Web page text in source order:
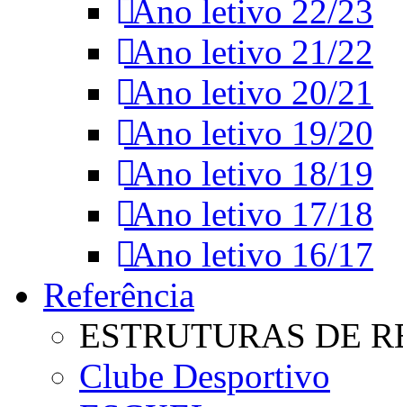
Ano letivo 22/23
Ano letivo 21/22
Ano letivo 20/21
Ano letivo 19/20
Ano letivo 18/19
Ano letivo 17/18
Ano letivo 16/17
Referência
ESTRUTURAS DE
Clube Desportivo